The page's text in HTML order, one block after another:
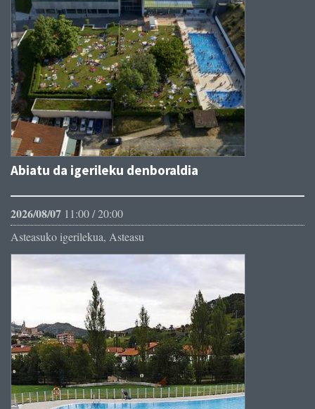
Abiatu da igerileku denboraldia
2026/08/07 11:00 / 20:00
Asteasuko igerilekua, Asteasu